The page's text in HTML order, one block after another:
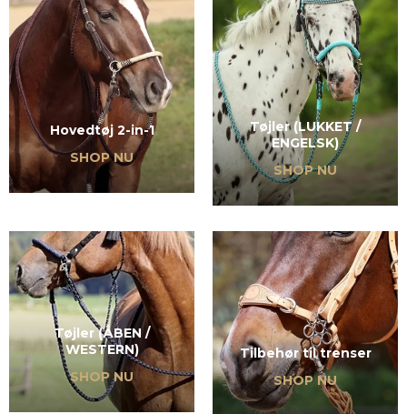
Hovedtøj 2-in-1
SHOP NU
Tøjler (LUKKET /
ENGELSK)
SHOP NU
Tøjler (ÅBEN /
WESTERN)
SHOP NU
Tilbehør til trenser
SHOP NU